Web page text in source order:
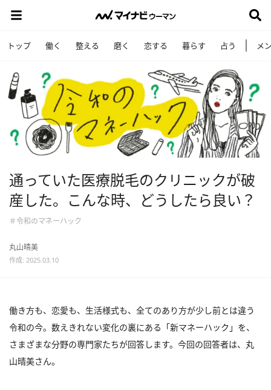
トップ 働く 整える 磨く 恋する 暮らす 占う メ
通っていた医療脱毛のクリニックが破
産した。こんな時、どうしたら良い？
＃令和のマネーハック
丸山晴美
作成: 2025.03.10
働き方も、恋愛も、生活様式も、全てのあり方が少し前とは違う
令和の今。数えきれない変化の裏にある「新マネーハック」を、
さまざまな分野の専門家たちが回答します。今回の回答者は、丸
山晴美さん。